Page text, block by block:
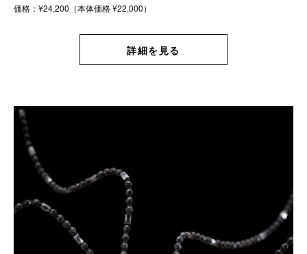
価格：¥24,200（本体価格 ¥22,000）
詳細を見る